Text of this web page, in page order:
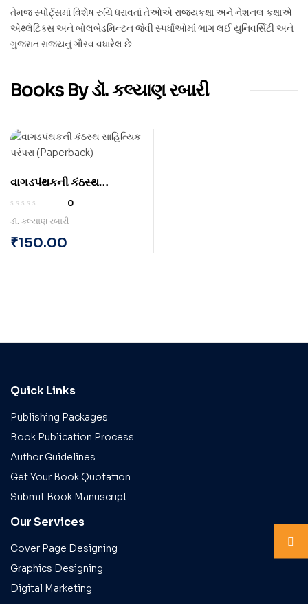
તેમજ સ્પોર્ટ્‌સમાં વિશેષ રુચિ ધરાવતાં તેઓએ રાજ્યકક્ષા અને નેશનલ કક્ષાએ
એથ્લેટિક્સ અને બોલબેડમિન્ટન જેવી સ્પર્ધાઓમાં ભાગ લઈ યુનિવર્સિટી અને
ગુજરાત રાજ્યનું ગૌરવ વધારેલ છે.
Books By ડૉ. કલ્યાણ રબારી
વાગડપંથકની કંઠસ્થ
સાહિત્યિક પરંપરા
(Paperback)
0
ડૉ. કલ્યાણ રબારી
₹150.00
Quick Links
Publishing Packages
Book Publication Process
Author Guidelines
Get Your Book Quotation
Submit Book Manuscript
Our Services
Cover Page Designing
Graphics Designing
Digital Marketing